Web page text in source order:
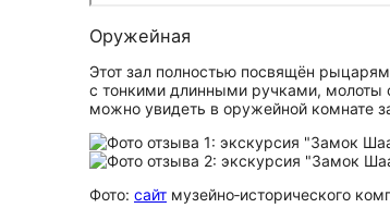
Оружейная
Этот зал полностью посвящён
с тонкими длинными ручками, молоты
можно увидеть в оружейной комнате
Фото: сайт музейно‑исторического